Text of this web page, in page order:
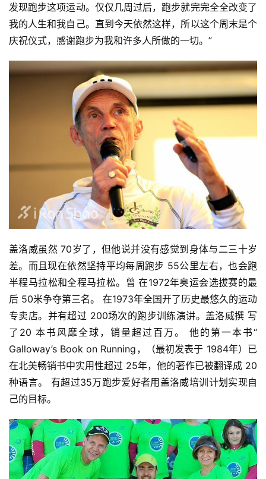
发现跑步这项运动。仅仅几周过后，跑步就完完全全改变了
我的人生和我自己。直到今天依然这样，所以这个周末是个
庆祝仪式，感谢跑步为我和许多人所做的一切。”
盖洛威虽然 70岁了，但他说并没有感觉到身体与二三十岁
差。而且现在依然坚持平均每周跑步 55公里左右，也会跑
半程马拉松和全程马拉松。曾 在1972年奥运会选拔赛的最
后 50米争夺第三名。 在1973年全国开了历史最悠久的运动
专卖店。并有超过 200场次的跑步训练演讲。盖洛威撰 写
了20 本书风靡全球，销量超过百万。 他的第一本书“
Galloway’s Book on Running，（最初发表于 1984年）已
在北美畅销书中实用性超过 25年，他的著作已被翻译成 20
种语言。 有超过35万跑步爱好者用盖洛威培训计划实现自
己的目标。